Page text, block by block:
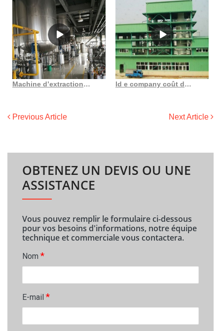
Machine d’extraction d’huile végétale d’eucalyptus en Côte d’Ivoire ld e company coût du projet de moulin à huile de soja fabricant
Previous Article Next Article
OBTENEZ UN DEVIS OU UNE
ASSISTANCE
Vous pouvez remplir le formulaire ci-dessous
pour vos besoins d'informations, notre équipe
technique et commerciale vous contactera.
Nom *
E-mail *